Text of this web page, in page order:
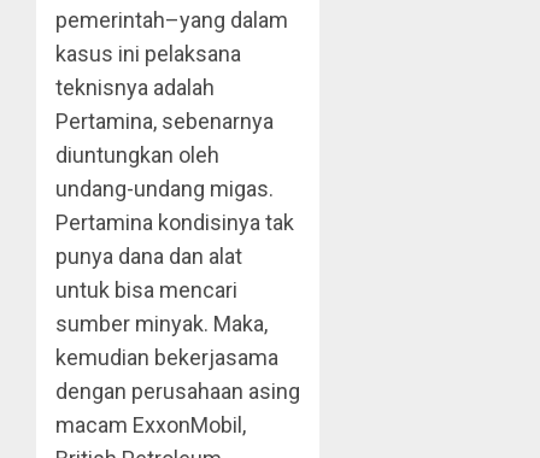
pemerintah–yang dalam
kasus ini pelaksana
teknisnya adalah
Pertamina, sebenarnya
diuntungkan oleh
undang-undang migas.
Pertamina kondisinya tak
punya dana dan alat
untuk bisa mencari
sumber minyak. Maka,
kemudian bekerjasama
dengan perusahaan asing
macam ExxonMobil,